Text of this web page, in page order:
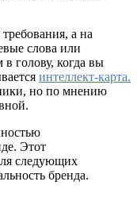
а на
слова или
голову, когда вы
интеллект-карта.
но по мнению
Этот
следующих
бренда.